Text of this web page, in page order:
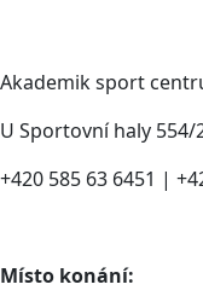
Akademik sport
U Sportovní haly 554/
+420 585 63 6451 |
Místo konání: